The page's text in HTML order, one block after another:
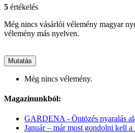
5 értékelés
Még nincs vásárlói vélemény magyar
vélemény más nyelven.
Mutatás
Még nincs vélemény.
Magazinunkból:
GARDENA - Öntözés nyaralás
Január – már most gondolni kell